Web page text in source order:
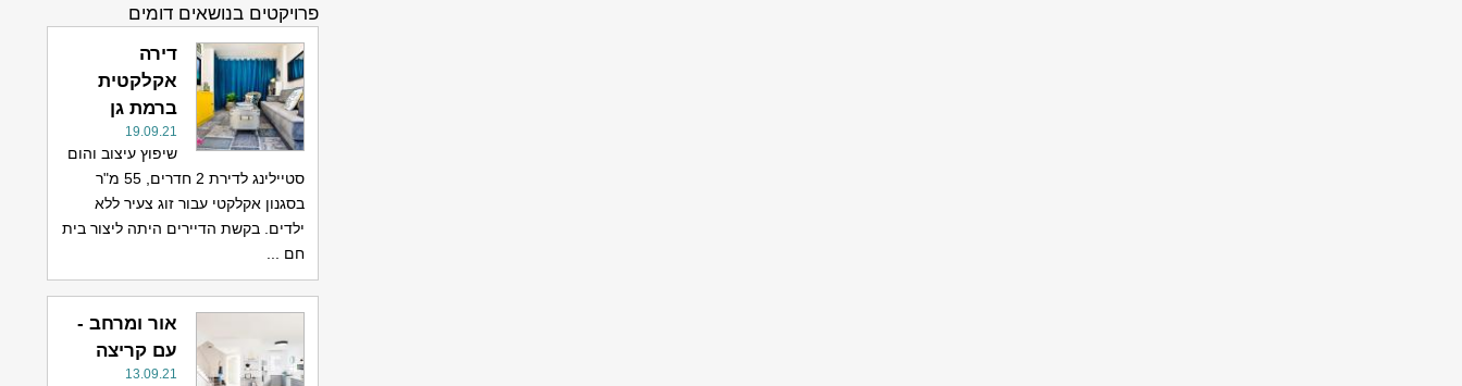
פרויקטים בנושאים דומים
דירה
אקלקטית
ברמת גן
19.09.21
שיפוץ עיצוב והום
סטיילינג לדירת 2 חדרים, 55 מ"ר
בסגנון אקלקטי עבור זוג צעיר ללא
ילדים. בקשת הדיירים היתה ליצור בית
חם ...
אור ומרחב -
עם קריצה
13.09.21